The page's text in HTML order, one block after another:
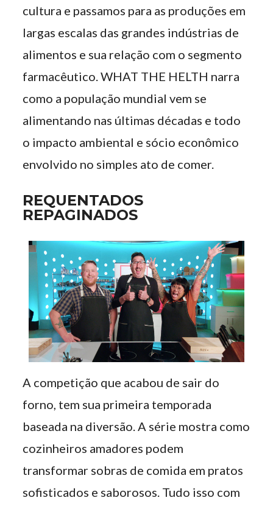
cultura e passamos para as produções em
largas escalas das grandes indústrias de
alimentos e sua relação com o segmento
farmacêutico. WHAT THE HELTH narra
como a população mundial vem se
alimentando nas últimas décadas e todo
o impacto ambiental e sócio econômico
envolvido no simples ato de comer.
REQUENTADOS
REPAGINADOS
A competição que acabou de sair do
forno, tem sua primeira temporada
baseada na diversão. A série mostra como
cozinheiros amadores podem
transformar sobras de comida em pratos
sofisticados e saborosos. Tudo isso com